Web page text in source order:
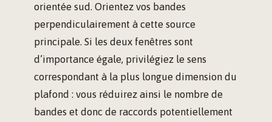
orientée sud. Orientez vos bandes
perpendiculairement à cette source
principale. Si les deux fenêtres sont
d’importance égale, privilégiez le sens
correspondant à la plus longue dimension du
plafond : vous réduirez ainsi le nombre de
bandes et donc de raccords potentiellement